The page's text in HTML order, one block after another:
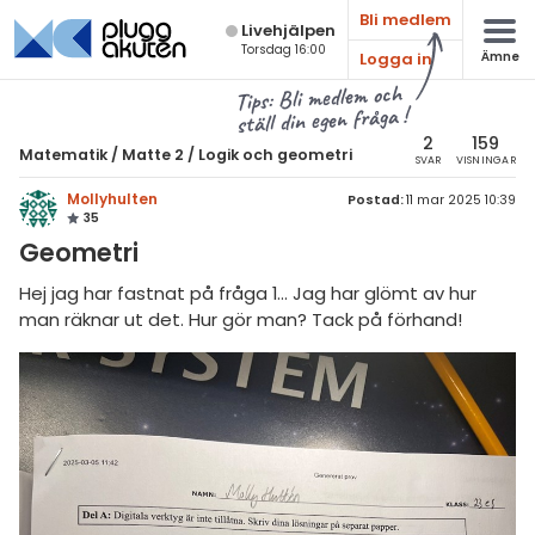
Live­hjälpen
Torsdag 16:00
Bli medlem
Logga in
Ämne
Tips: Bli medlem och
ställ din egen fråga !
Matematik / Matte 2 / Logik och geometri 2
SVAR
159
VISNINGAR
Mollyhulten
35
Postad:11 mar 2025 10:39
Geometri
Hej jag har fastnat på fråga 1… Jag har glömt av hur
man räknar ut det. Hur gör man? Tack på förhand!
Alla ämnen
Alla trådar
7
9
1
2
Matematik
Matte 2
Andragradsekvationer
Funktioner och grafer
Linjära ekvationssystem
Logik och geometri
Logaritmer
3
4
& Bygg
språk